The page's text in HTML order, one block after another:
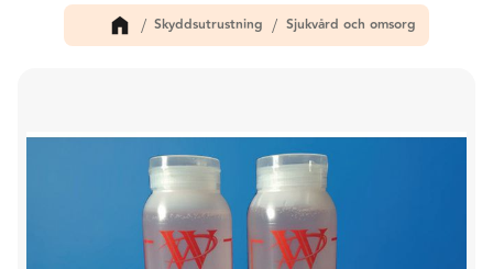
Skyddsutrustning Sjukvård och omsorg